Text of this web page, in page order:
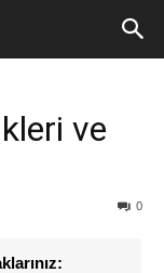
ve
0